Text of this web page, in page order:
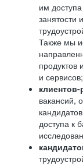
им
занятости
Также мы
продуктов
и сервисов;
вакансий,
доступа к